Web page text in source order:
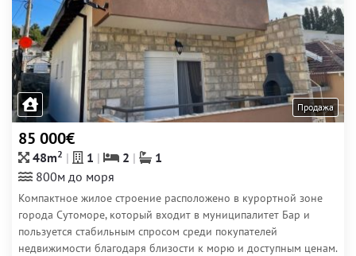
Продажа
85 000€
48m2 1 2
1
800м до моря
Компактное жилое строение расположено в курортной зоне
города Сутоморе, который входит в муниципалитет Бар и
пользуется стабильным спросом среди покупателей
недвижимости благодаря близости к морю и доступным ценам.